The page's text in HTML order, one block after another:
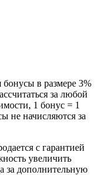
в размере 3%
за любой
1 бонус = 1
не начисляются за
с гарантией
увеличить
за дополнительную